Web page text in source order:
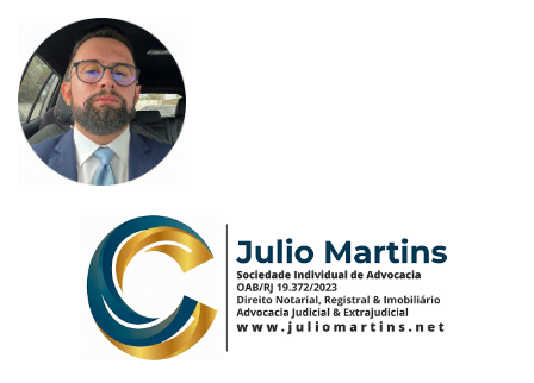
para
conteúdo
principal